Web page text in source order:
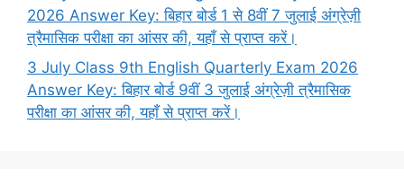
2026 Answer Key: बिहार बोर्ड 1 से 8वीं 7 जुलाई अंग्रेज़ी
त्रैमासिक परीक्षा का आंसर की, यहाँ से प्राप्त करें।
3 July Class 9th English Quarterly Exam 2026
Answer Key: बिहार बोर्ड 9वीं 3 जुलाई अंग्रेज़ी त्रैमासिक
परीक्षा का आंसर की, यहाँ से प्राप्त करें।